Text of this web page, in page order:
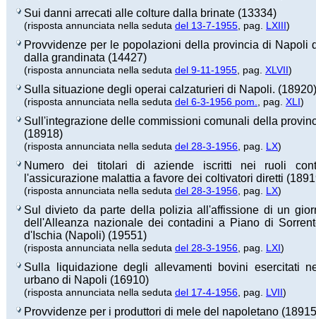
Sui danni arrecati alle colture dalla brinate (13334)
(risposta annunciata nella seduta del 13-7-1955 , pag. LXIII)
Provvidenze per le popolazioni della provincia di Napoli
dalla grandinata (14427)
(risposta annunciata nella seduta del 9-11-1955 , pag. XLVII)
Sulla situazione degli operai calzaturieri di Napoli. (18920)
(risposta annunciata nella seduta del 6-3-1956 pom. , pag. XLI)
Sull'integrazione delle commissioni comunali della
(18918)
(risposta annunciata nella seduta del 28-3-1956 , pag. LX)
Numero dei titolari di aziende iscritti nei ruoli
l'assicurazione malattia a favore dei coltivatori diretti
(risposta annunciata nella seduta del 28-3-1956 , pag. LX)
Sul divieto da parte della polizia all'affissione di un
dell'Alleanza nazionale dei contadini a Piano di
d'Ischia (Napoli) (19551)
(risposta annunciata nella seduta del 28-3-1956 , pag. LXI)
Sulla liquidazione degli allevamenti bovini esercitati
urbano di Napoli (16910)
(risposta annunciata nella seduta del 17-4-1956 , pag. LVII)
Provvidenze per i produttori di mele del napoletano